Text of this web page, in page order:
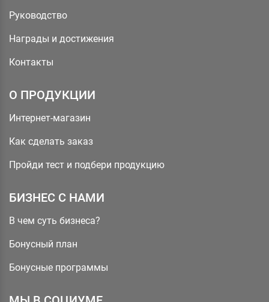
Руководство
Награды и достижения
Контакты
О ПРОДУКЦИИ
Интернет-магазин
Как сделать заказ
Пройди тест и подбери продукцию
БИЗНЕС С НАМИ
В чем суть бизнеса?
Бонусный план
Бонусные программы